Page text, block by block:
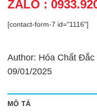
ZALO :
[contact-form-7 id="1116"]
Author: Hóa Chất
09/01/2025
MÔ TẢ